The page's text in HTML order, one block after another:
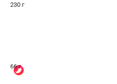
230 г
66 г